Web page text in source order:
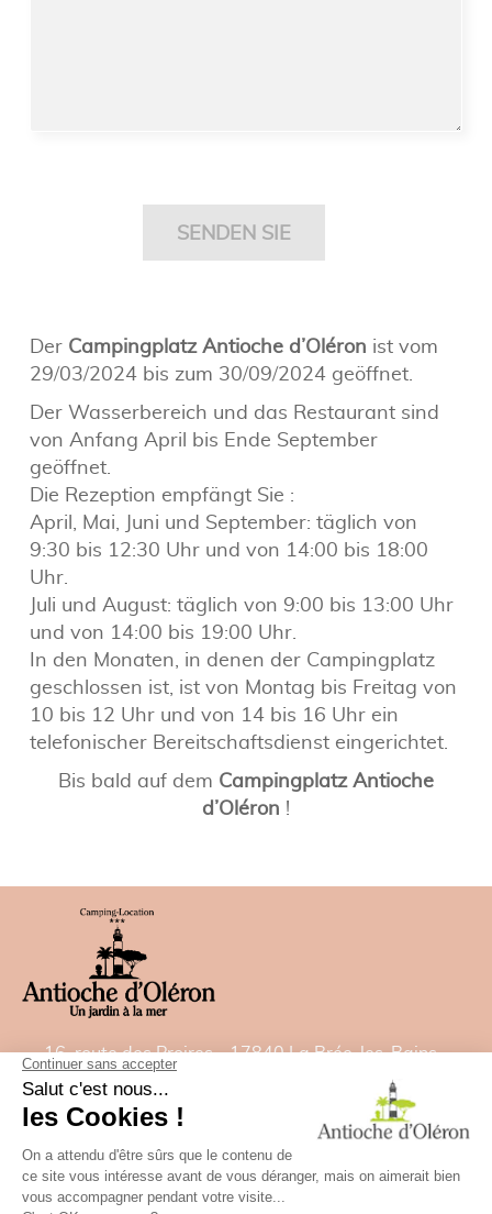
SENDEN SIE
Der Campingplatz Antioche d’Oléron ist vom
29/03/2024 bis zum 30/09/2024 geöffnet.
Der Wasserbereich und das Restaurant sind
von Anfang April bis Ende September
geöffnet.
Die Rezeption empfängt Sie :
April, Mai, Juni und September: täglich von
9:30 bis 12:30 Uhr und von 14:00 bis 18:00
Uhr.
Juli und August: täglich von 9:00 bis 13:00 Uhr
und von 14:00 bis 19:00 Uhr.
In den Monaten, in denen der Campingplatz
geschlossen ist, ist von Montag bis Freitag von
10 bis 12 Uhr und von 14 bis 16 Uhr ein
telefonischer Bereitschaftsdienst eingerichtet.
Bis bald auf dem Campingplatz Antioche
d’Oléron !
16, route des Proires - 17840 La Brée-les-Bains -
Tel:05 46 47 92 00
- Fax: 05 46 47 82 22
E-Mail:contact@camping-antiochedoleron.com
GPS: Breitengrad= 46.021532828 - Länge=
-1.35827488